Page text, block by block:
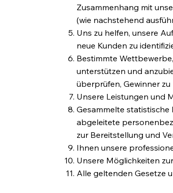
Zusammenhang mit
(wie nachstehend
Uns zu helfen, unsere
neue Kunden zu
Bestimmte
unterstützen und
überprüfen, Gewinner
Unsere Leistungen und
Gesammelte
abgeleitete
zur Bereitstellung und
Ihnen unsere
Unsere Möglichkeiten
Alle geltenden Gesetze